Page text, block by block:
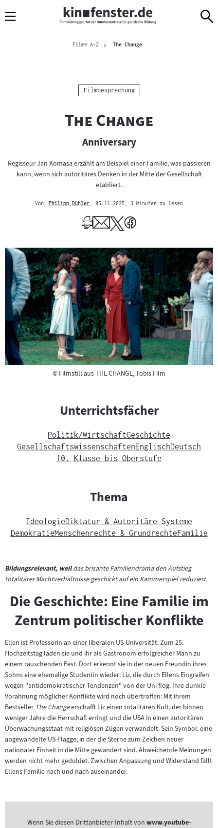
Navigation
zum
zur
BrotkrümelnavigationFilme A-Z The ChangeAktuelle Seite
Kategorie:
Filmbesprechung
"
The Change
Anniversary
Regisseur Jan Komasa erzählt am Beispiel einer Familie, was passieren
kann, wenn sich autoritäres Denken in der Mitte der Gesellschaft
etabliert.
Von
Philipp Bühler
Author
, 05.11.2025 , 3 Minuten zu lesen
©Copyright
Filmstill aus THE CHANGE, Tobis Film
Unterrichtsfächer
Politik/WirtschaftGeschichte
GesellschaftswissenschaftenEnglischDeutsch
10. Klasse bis Oberstufe
Thema
IdeologieDiktatur & Autoritäre Systeme
DemokratieMenschenrechte & GrundrechteFamilie
Bildungsrelevant, weildas brisante Familiendrama den Aufstieg
totalitärer Machtverhältnisse geschickt auf ein Kammerspiel reduziert.
Die Geschichte: Eine Familie im
Zentrum politischer Konflikte
Ellen ist Professorin an einer liberalen US-Universität. Zum 25.
Hochzeitstag laden sie und ihr als Gastronom erfolgreicher Mann zu
einem rauschenden Fest. Dort erkennt sie in der neuen Freundin ihres
Sohns eine ehemalige Studentin wieder: Liz, die durch Ellens Eingreifen
wegen "antidemokratischer Tendenzen" von der Uni flog. Ihre dunkle
Vorahnung möglicher Konflikte wird noch übertroffen: Mit ihrem
Bestseller The Changeerschafft Liz einen totalitären Kult, der binnen
weniger Jahre die Herrschaft erringt und die USA in einen autoritären
Überwachungsstaat mit religiösen Zügen verwandelt. Sein Symbol: eine
abgewandelte US-Flagge, in der die Sterne zum Zeichen neuer
nationaler Einheit in die Mitte gewandert sind. Abweichende Meinungen
werden nicht mehr geduldet. Zwischen Anpassung und Widerstand fällt
Ellens Familie nach und nach auseinander.
Wenn Sie diesen Drittanbieter-Inhalt von www.youtube-